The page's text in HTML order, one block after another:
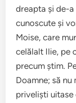
dreapta şi de-
cunoscute şi
Moise, care
celălalt Ilie, pe
precum ştim.
Doamne; să
privelişti uitase